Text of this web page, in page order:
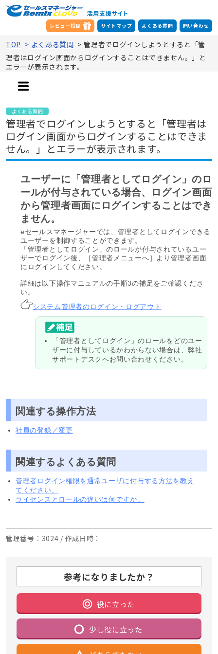
レビュー投稿 サイトマップ よくある質問 問い合わせ
TOP > よくある質問 > 管理者でログインしようとすると「管
理者はログイン画面からログインすることはできません。」と
エラーが表示されます。
よくある質問
管理者でログインしようとすると「管理者は
ログイン画面からログインすることはできま
せん。」とエラーが表示されます。
ユーザーに「管理者としてログイン」のロ
ールが付与されている場合、ログイン画面
から管理者画面にログインすることはでき
ません。
eセールスマネージャーでは、管理者としてログインできる
ユーザーを制御することができます。
「管理者としてログイン」のロールが付与されているユー
ザーでログイン後、［管理者メニューへ］より管理者画面
にログインしてください。
詳細は以下操作マニュアルの手順3の補足をご確認くださ
い。
システム管理者のログイン・ログアウト
「管理者としてログイン」のロールをどのユー
ザーに付与しているかわからない場合は、弊社
サポートデスクへお問い合わせください。
関連する操作方法
社員の登録／変更
関連するよくある質問
管理者ログイン権限を通常ユーザに付与する方法を教え
てください。
ライセンスとロールの違いは何ですか。
管理番号 ：3024 / 作成日時 ：
参考になりましたか？
役に立った
少し役に立った